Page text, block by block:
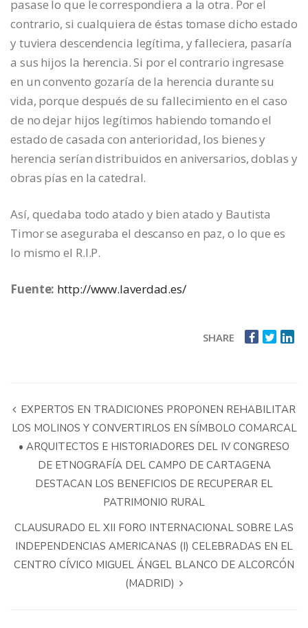
pasase lo que le correspondiera a la otra. Por el
contrario, si cualquiera de éstas tomase dicho estado
y tuviera descendencia legítima, y falleciera, pasaría
a sus hijos la herencia. Si por el contrario ingresase
en un convento gozaría de la herencia durante su
vida, porque después de su fallecimiento en el caso
de no dejar hijos legítimos habiendo tomando el
estado de casada con anterioridad, los bienes y
herencia serían distribuidos en aniversarios, doblas y
obras pías en la catedral.
Así, quedaba todo atado y bien atado y Bautista
Timor se aseguraba el descanso en paz, o lo que es
lo mismo el R.I.P.
Fuente: http://www.laverdad.es/
SHARE
EXPERTOS EN TRADICIONES PROPONEN REHABILITAR
LOS MOLINOS Y CONVERTIRLOS EN SÍMBOLO COMARCAL
• ARQUITECTOS E HISTORIADORES DEL IV CONGRESO
DE ETNOGRAFÍA DEL CAMPO DE CARTAGENA
DESTACAN LOS BENEFICIOS DE RECUPERAR EL
PATRIMONIO RURAL
CLAUSURADO EL XII FORO INTERNACIONAL SOBRE LAS
INDEPENDENCIAS AMERICANAS (I) CELEBRADAS EN EL
CENTRO CÍVICO MIGUEL ÁNGEL BLANCO DE ALCORCÓN
(MADRID)